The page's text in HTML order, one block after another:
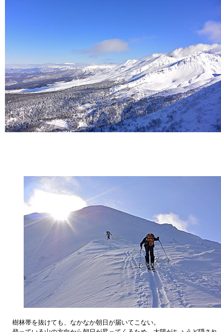
樹林帯を抜けても、なかなか朝日が届いてこない。